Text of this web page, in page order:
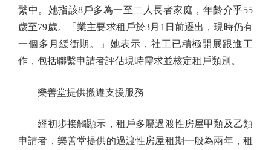
繫中。她指該8戶多為一至二人長者家庭，年齡介乎55
歲至79歲。「業主要求租戶於3月1日前遷出，現時仍有
一個多月緩衝期。」她表示，社工已積極開展跟進工
作，包括聯繫申請者評估現時需求並核定租戶類別。
樂善堂提供搬遷支援服務
經初步接觸顯示，租戶多屬過渡性房屋甲類及乙類
申請者，樂善堂提供的過渡性房屋租期一般為兩年，租